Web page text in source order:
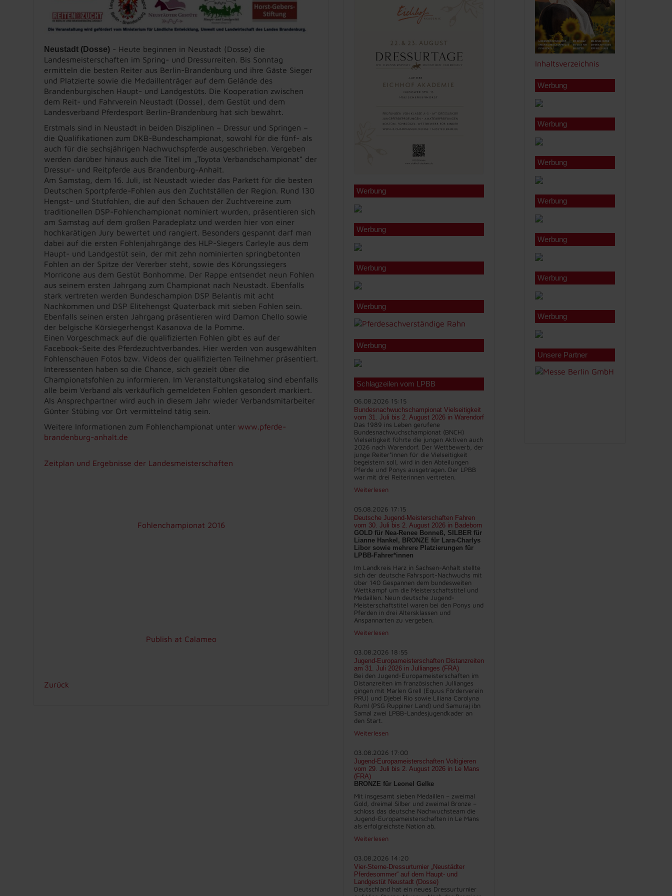
Neustadt (Dosse) - Heute beginnen in Neustadt (Dosse) die
Landesmeisterschaften im Spring- und Dressurreiten. Bis Sonntag
ermitteln die besten Reiter aus Berlin-Brandenburg und ihre Gäste Sieger
und Platzierte sowie die Medaillenträger auf dem Gelände des
Brandenburgischen Haupt- und Landgestüts. Die Kooperation zwischen
dem Reit- und Fahrverein Neustadt (Dosse), dem Gestüt und dem
Landesverband Pferdesport Berlin-Brandenburg hat sich bewährt.
Erstmals sind in Neustadt in beiden Disziplinen – Dressur und Springen –
die Qualifikationen zum DKB-Bundeschampionat, sowohl für die fünf- als
auch für die sechsjährigen Nachwuchspferde ausgeschrieben. Vergeben
werden darüber hinaus auch die Titel im „Toyota Verbandschampionat“ der
Dressur- und Reitpferde aus Brandenburg-Anhalt.
Am Samstag, dem 16. Juli, ist Neustadt wieder das Parkett für die besten
Deutschen Sportpferde-Fohlen aus den Zuchtställen der Region. Rund 130
Hengst- und Stutfohlen, die auf den Schauen der Zuchtvereine zum
traditionellen DSP-Fohlenchampionat nominiert wurden, präsentieren sich
am Samstag auf dem großen Paradeplatz und werden hier von einer
hochkarätigen Jury bewertet und rangiert. Besonders gespannt darf man
dabei auf die ersten Fohlenjahrgänge des HLP-Siegers Carleyle aus dem
Haupt- und Landgestüt sein, der mit zehn nominierten springbetonten
Fohlen an der Spitze der Vererber steht, sowie des Körungssiegers
Morricone aus dem Gestüt Bonhomme. Der Rappe entsendet neun Fohlen
aus seinem ersten Jahrgang zum Championat nach Neustadt. Ebenfalls
stark vertreten werden Bundeschampion DSP Belantis mit acht
Nachkommen und DSP Elitehengst Quaterback mit sieben Fohlen sein.
Ebenfalls seinen ersten Jahrgang präsentieren wird Damon Chello sowie
der belgische Körsiegerhengst Kasanova de la Pomme.
Einen Vorgeschmack auf die qualifizierten Fohlen gibt es auf der
Facebook-Seite des Pferdezuchtverbandes. Hier werden von ausgewählten
Fohlenschauen Fotos bzw. Videos der qualifizierten Teilnehmer präsentiert.
Interessenten haben so die Chance, sich gezielt über die
Championatsfohlen zu informieren. Im Veranstaltungskatalog sind ebenfalls
alle beim Verband als verkäuflich gemeldeten Fohlen gesondert markiert.
Als Ansprechpartner wird auch in diesem Jahr wieder Verbandsmitarbeiter
Günter Stübing vor Ort vermittelnd tätig sein.
Weitere Informationen zum Fohlenchampionat unter www.pferde-
brandenburg-anhalt.de
Zeitplan und Ergebnisse der Landesmeisterschaften
Fohlenchampionat 2016
Publish at Calameo
Zurück
Werbung
Werbung
Werbung
Werbung
Werbung
Schlagzeilen vom LPBB
06.08.2026 15:15
Bundesnachwuchschampionat Vielseitigkeit
vom 31. Juli bis 2. August 2026 in Warendorf
Das 1989 ins Leben gerufene
Bundesnachwuchschampionat (BNCH)
Vielseitigkeit führte die jungen Aktiven auch
2026 nach Warendorf. Der Wettbewerb, der
junge Reiter*innen für die Vielseitigkeit
begeistern soll, wird in den Abteilungen
Pferde und Ponys ausgetragen. Der LPBB
war mit drei Reiterinnen vertreten.
Weiterlesen
05.08.2026 17:15
Deutsche Jugend-Meisterschaften Fahren
vom 30. Juli bis 2. August 2026 in Badeborn
GOLD für Nea-Renee Bonneß, SILBER für
Lianne Hankel, BRONZE für Lara-Charlys
Libor sowie mehrere Platzierungen für
LPBB-Fahrer*innen
Im Landkreis Harz in Sachsen-Anhalt stellte
sich der deutsche Fahrsport-Nachwuchs mit
über 140 Gespannen dem bundesweiten
Wettkampf um die Meisterschaftstitel und
Medaillen. Neun deutsche Jugend-
Meisterschaftstitel waren bei den Ponys und
Pferden in drei Altersklassen und
Anspannarten zu vergeben.
Weiterlesen
03.08.2026 18:55
Jugend-Europameisterschaften Distanzreiten
am 31. Juli 2026 in Jullianges (FRA)
Bei den Jugend-Europameisterschaften im
Distanzreiten im französischen Jullianges
gingen mit Marlen Grell (Equus Förderverein
PRU) und Djebel Rio sowie Liliana Carolyna
Ruml (PSG Ruppiner Land) und Samuraj ibn
Samal zwei LPBB-Landesjugendkader an
den Start.
Weiterlesen
03.08.2026 17:00
Jugend-Europameisterschaften Voltigieren
vom 29. Juli bis 2. August 2026 in Le Mans
(FRA)
BRONZE für Leonel Gelke
Mit insgesamt sieben Medaillen – zweimal
Gold, dreimal Silber und zweimal Bronze –
schloss das deutsche Nachwuchsteam die
Jugend-Europameisterschaften in Le Mans
als erfolgreichste Nation ab.
Weiterlesen
03.08.2026 14:20
Vier-Sterne-Dressurturnier „Neustädter
Pferdesommer“ auf dem Haupt- und
Landgestüt Neustadt (Dosse)
Deutschland hat ein neues Dressurturnier
Inhaltsverzeichnis
Werbung
Werbung
Werbung
Werbung
Werbung
Werbung
Werbung
Unsere Partner